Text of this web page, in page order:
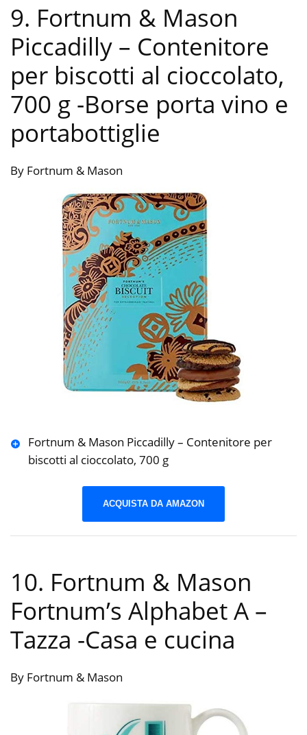
9. Fortnum & Mason
Piccadilly – Contenitore
per biscotti al cioccolato,
700 g -Borse porta vino e
portabottiglie
By Fortnum & Mason
Fortnum & Mason Piccadilly – Contenitore per
biscotti al cioccolato, 700 g
ACQUISTA DA AMAZON
10. Fortnum & Mason
Fortnum’s Alphabet A –
Tazza -Casa e cucina
By Fortnum & Mason